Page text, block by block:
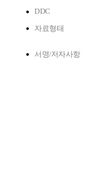
DDC
자료형태
서명/저자사항